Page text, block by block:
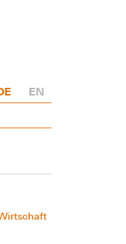
EN